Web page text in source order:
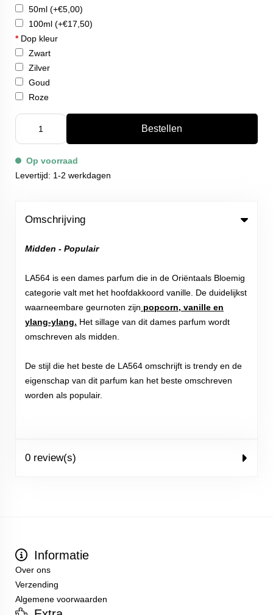
50ml (+€5,00)
100ml (+€17,50)
*Dop kleur
Zwart
Zilver
Goud
Roze
Bestellen
Op voorraad
Levertijd: 1-2 werkdagen
Omschrijving
Midden - Populair
LA564 is een dames parfum die in de Oriëntaals Bloemig
categorie valt met het hoofdakkoord vanille. De duidelijkst
waarneembare geurnoten zijn popcorn, vanille en
ylang-ylang. Het sillage van dit dames parfum wordt
omschreven als midden.
De stijl die het beste de LA564 omschrijft is trendy en de
eigenschap van dit parfum kan het beste omschreven
worden als populair.
0 review(s)
Informatie
Over ons
Verzending
Algemene voorwaarden